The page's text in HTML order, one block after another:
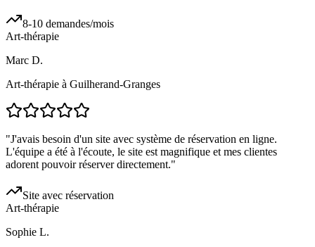
8-10 demandes/mois
Art-thérapie
Marc D.
Art-thérapie à Guilherand-Granges
"J'avais besoin d'un site avec système de réservation en ligne.
L'équipe a été à l'écoute, le site est magnifique et mes clientes
adorent pouvoir réserver directement."
Site avec réservation
Art-thérapie
Sophie L.